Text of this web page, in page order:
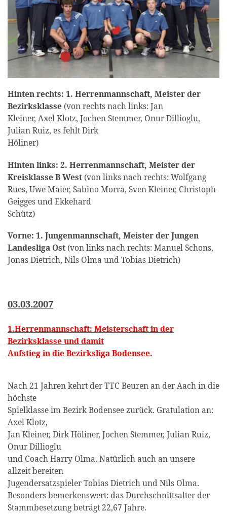
Hinten rechts: 1. Herrenmannschaft, Meister der
Bezirksklasse (von rechts nach links: Jan
Kleiner, Axel Klotz, Jochen Stemmer, Onur Dillioglu,
Julian Ruiz, es fehlt Dirk
Höliner)
Hinten links: 2. Herrenmannschaft, Meister der
Kreisklasse B West (von links nach rechts: Wolfgang
Rues, Uwe Maier, Sabino Morra, Sven Kleiner, Christoph
Geigges und Ekkehard
Schütz)
Vorne: 1. Jungenmannschaft, Meister der Jungen
Landesliga Ost (von links nach rechts: Manuel Schons,
Jonas Dietrich, Nils Olma und Tobias Dietrich)
03.03.2007
1.Herrenmannschaft: Meisterschaft in der
Bezirksklasse und damit
Aufstieg in die Bezirksliga Bodensee.
Nach 21 Jahren kehrt der TTC Beuren an der Aach in die
höchste
Spielklasse im Bezirk Bodensee zurück. Gratulation an:
Axel Klotz,
Jan Kleiner, Dirk Höliner, Jochen Stemmer, Julian Ruiz,
Onur Dillioglu
und Coach Harry Olma. Natürlich auch an unsere
allzeit bereiten
Jugendersatzspieler Tobias Dietrich und Nils Olma.
Besonders bemerkenswert: das Durchschnittsalter der
Stammbesetzung beträgt 22,67 Jahre.